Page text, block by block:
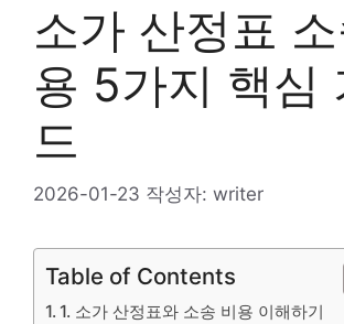
소가 산정표
용 5가지 핵심
드
2026-01-23 작성자: writer
Table of Contents
1. 소가 산정표와 소송 비용 이해하기